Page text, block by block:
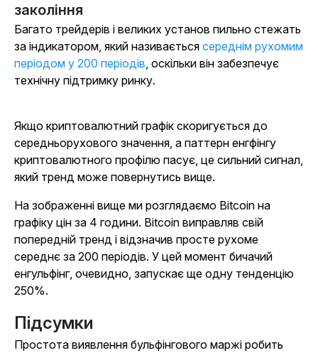
закоління
Багато трейдерів і великих установ пильно стежать
за індикатором, який називається середнім рухомим
періодом у 200 періодів , оскільки він забезпечує
технічну підтримку ринку.
Якщо криптовалютний графік скоригується до
середньорухового значення, а паттерн енгфінгу
криптовалютного профілю пасує, це сильний сигнал,
який тренд може повернутись вище.
На зображенні вище ми розглядаємо Bitcoin на
графіку цін за 4 години. Bitcoin виправляв свій
попередній тренд і відзначив просте рухоме
середнє за 200 періодів. У цей момент бичачий
енгульфінг, очевидно, запускає ще одну тенденцію
250%.
Підсумки
Простота виявлення бульфінгового маржі робить